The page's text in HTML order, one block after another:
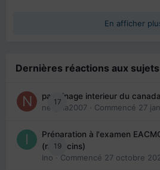
En afficher
Dernières réactions aux sujets
17
parrainage interieur du canada
nedjma2007 · Commencé 27
19
Préparation à l'examen
(médecins)
Ino · Commencé 27 octobre